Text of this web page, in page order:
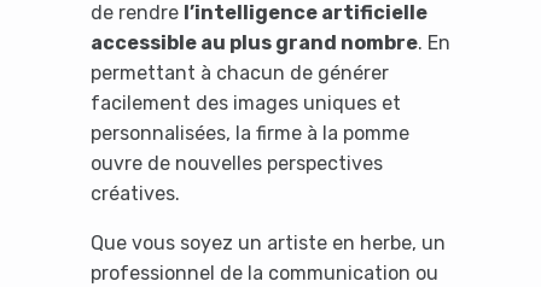
de rendre l’intelligence artificielle
accessible au plus grand nombre. En
permettant à chacun de générer
facilement des images uniques et
personnalisées, la firme à la pomme
ouvre de nouvelles perspectives
créatives.
Que vous soyez un artiste en herbe, un
professionnel de la communication ou